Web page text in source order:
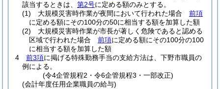
該当するときは、 第2号に定める額のみとする。
(1)
大規模災害時作業が夜間において行われた場合 前項
に定める額にその100分の50に相当する額を加算した額
(2)
大規模災害時作業が市長が著しく危険であると認める
区域で行われた場合 前項に定める額にその100分の100
に相当する額を加算した額
4
前3項に掲げる特殊勤務手当の支給方法は、下野市職員の
例による。
(令4企管規程2・令6企管規程3・一部改正)
(会計年度任用企業職員の給与)